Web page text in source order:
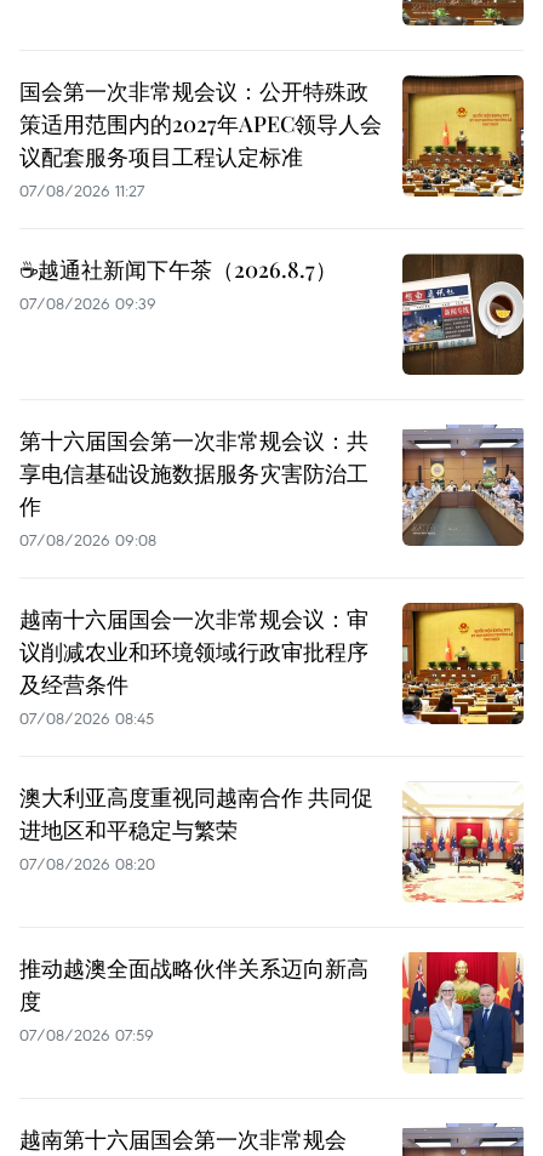
国会第一次非常规会议：公开特殊政
策适用范围内的2027年APEC领导人会
议配套服务项目工程认定标准
07/08/2026 11:27
☕️越通社新闻下午茶（2026.8.7）
07/08/2026 09:39
第十六届国会第一次非常规会议：共
享电信基础设施数据服务灾害防治工
作
07/08/2026 09:08
越南十六届国会一次非常规会议：审
议削减农业和环境领域行政审批程序
及经营条件
07/08/2026 08:45
澳大利亚高度重视同越南合作 共同促
进地区和平稳定与繁荣
07/08/2026 08:20
推动越澳全面战略伙伴关系迈向新高
度
07/08/2026 07:59
越南第十六届国会第一次非常规会